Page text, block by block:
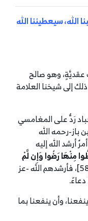
الله، سيعطيننا الله
وهو صالح
إلى شيخنا العلامة
رَدٌّ على المغامسي
باز-رحمه الله
أرشد الله إليه
مِنْهَا رَضُوا وَإِن لَّمْ
} [التوبة: 58]، فأرشدهم الله -عز
وأن ينفعنا بما